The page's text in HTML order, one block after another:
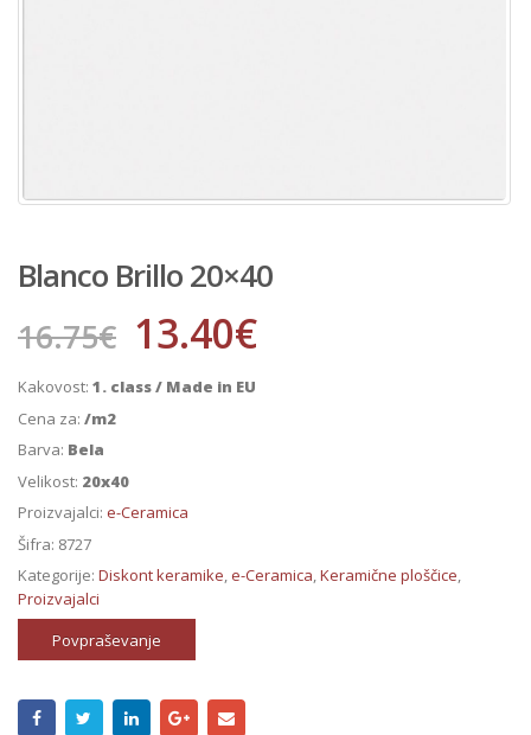
Blanco Brillo 20×40
16.75€ 13.40€
Kakovost: 1. class / Made in EU
Cena za: /m2
Barva: Bela
Velikost: 20x40
Proizvajalci: e-Ceramica
Šifra: 8727
Kategorije: Diskont keramike,e-Ceramica,Keramične ploščice,
Proizvajalci
Povpraševanje